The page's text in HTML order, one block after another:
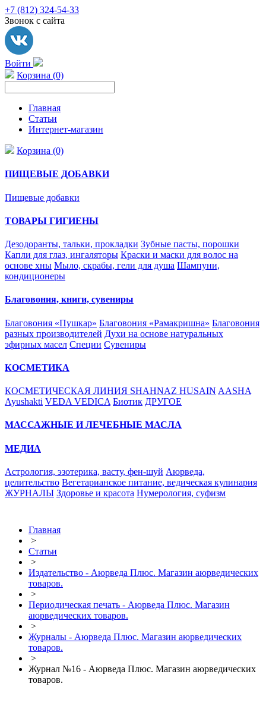
+7 (812) 324-54-33
Звонок с сайта
Войти
Корзина (0)
Главная
Статьи
Интернет-магазин
Корзина (0)
ПИЩЕВЫЕ ДОБАВКИ
Пищевые добавки
ТОВАРЫ ГИГИЕНЫ
Дезодоранты, тальки, прокладки Зубные пасты, порошки
Капли для глаз, ингаляторы Краски и маски для волос на
основе хны Мыло, скрабы, гели для душа Шампуни,
кондиционеры
Благовония, книги, сувениры
Благовония «Пушкар» Благовония «Рамакришна» Благовония
разных производителей Духи на основе натуральных
эфирных масел Специи Сувениры
КОСМЕТИКА
КОСМЕТИЧЕСКАЯ ЛИНИЯ SHAHNAZ HUSAIN AASHA
Ayushakti VEDA VEDICA Биотик ДРУГОЕ
МАССАЖНЫЕ И ЛЕЧЕБНЫЕ МАСЛА
МЕДИА
Астрология, эзотерика, васту, фен-шуй Аюрведа,
целительство Вегетарианское питание, ведическая кулинария
ЖУРНАЛЫ Здоровье и красота Нумерология, суфизм
Главная
>
Статьи
>
Издательство - Аюрведа Плюс. Магазин аюрведических
товаров.
>
Периодическая печать - Аюрведа Плюс. Магазин
аюрведических товаров.
>
Журналы - Аюрведа Плюс. Магазин аюрведических
товаров.
>
Журнал №16 - Аюрведа Плюс. Магазин аюрведических
товаров.